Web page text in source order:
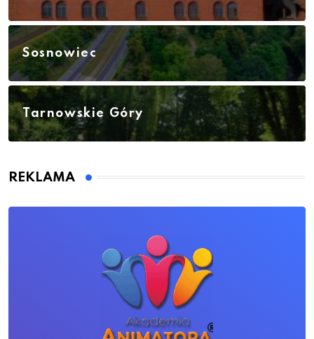
Sosnowiec
Tarnowskie Góry
REKLAMA